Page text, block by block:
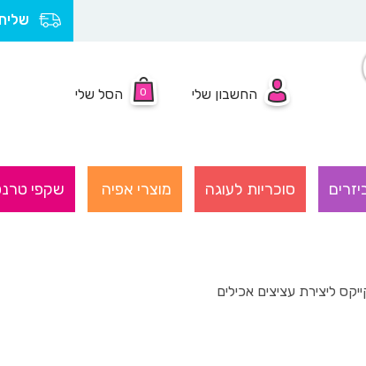
החשבון שלי 0 הסל שלי
סוכריות לעוגה מוצרי אפיה שקפי
ליצירת עציצים אכילים